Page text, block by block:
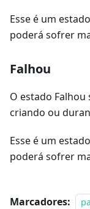
Esse é um
poderá sofrer
Falhou
O estado
criando ou
Esse é um
poderá sofrer
Marcadores: